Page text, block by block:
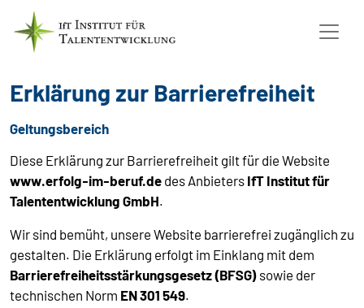
Erklärung zur Barrierefreiheit
Geltungsbereich
Diese Erklärung zur Barrierefreiheit gilt für die Website
www.erfolg-im-beruf.de des Anbieters IfT Institut für
Talententwicklung GmbH.
Wir sind bemüht, unsere Website barrierefrei zugänglich zu
gestalten. Die Erklärung erfolgt im Einklang mit dem
Barrierefreiheitsstärkungsgesetz (BFSG) sowie der
technischen Norm EN 301 549.